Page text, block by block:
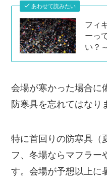
あわせて読みたい
フィ
ーっ
い？
会場が寒かった場合に
防寒具を忘れてはなり
特に首回りの防寒具（
フ、冬場ならマフラー
す。会場が予想以上に